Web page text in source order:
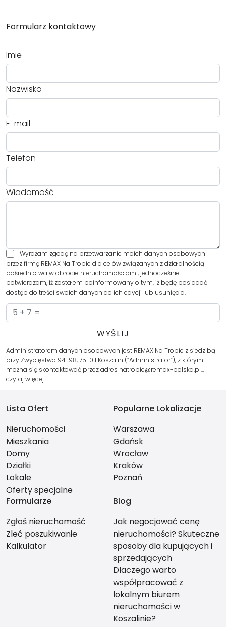
Formularz kontaktowy
Imię
Nazwisko
E-mail
Telefon
Wiadomość
Wyrażam zgodę na przetwarzanie moich danych osobowych
przez firmę REMAX Na Tropie dla celów związanych z działalnością
pośrednictwa w obrocie nieruchomościami, jednocześnie
potwierdzam, iż zostałem poinformowany o tym, iż będę posiadać
dostęp do treści swoich danych do ich edycji lub usunięcia.
Administratorem danych osobowych jest REMAX Na Tropie z siedzibą
przy Zwycięstwa 94-98, 75-011 Koszalin (“Administrator”), z którym
można się skontaktować przez adres natropie@remax-polska.pl…
czytaj więcej
Lista Ofert
Nieruchomości
Mieszkania
Domy
Działki
Lokale
Oferty specjalne
Popularne Lokalizacje
Warszawa
Gdańsk
Wrocław
Kraków
Poznań
Formularze
Zgłoś nieruchomość
Zleć poszukiwanie
Kalkulator
Blog
Jak negocjować cenę
nieruchomości? Skuteczne
sposoby dla kupujących i
sprzedających
Dlaczego warto
współpracować z
lokalnym biurem
nieruchomości w
Koszalinie?